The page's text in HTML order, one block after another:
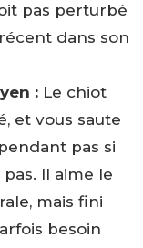
pas perturbé
dans son
: Le chiot
et vous saute
pas si
Il aime le
mais fini
besoin